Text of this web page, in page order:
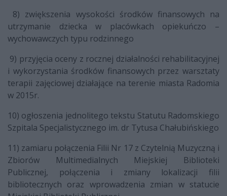
8) zwiększenia wysokości środków finansowych na
utrzymanie dziecka w placówkach opiekuńczo –
wychowawczych typu rodzinnego
9) przyjęcia oceny z rocznej działalności rehabilitacyjnej
i wykorzystania środków finansowych przez warsztaty
terapii zajęciowej działające na terenie miasta Radomia
w 2015r.
10) ogłoszenia jednolitego tekstu Statutu Radomskiego
Szpitala Specjalistycznego im. dr Tytusa Chałubińskiego
11) zamiaru połączenia Filii Nr 17 z Czytelnią Muzyczną i
Zbiorów Multimedialnych Miejskiej Biblioteki
Publicznej, połączenia i zmiany lokalizacji filii
bibliotecznych oraz wprowadzenia zmian w statucie